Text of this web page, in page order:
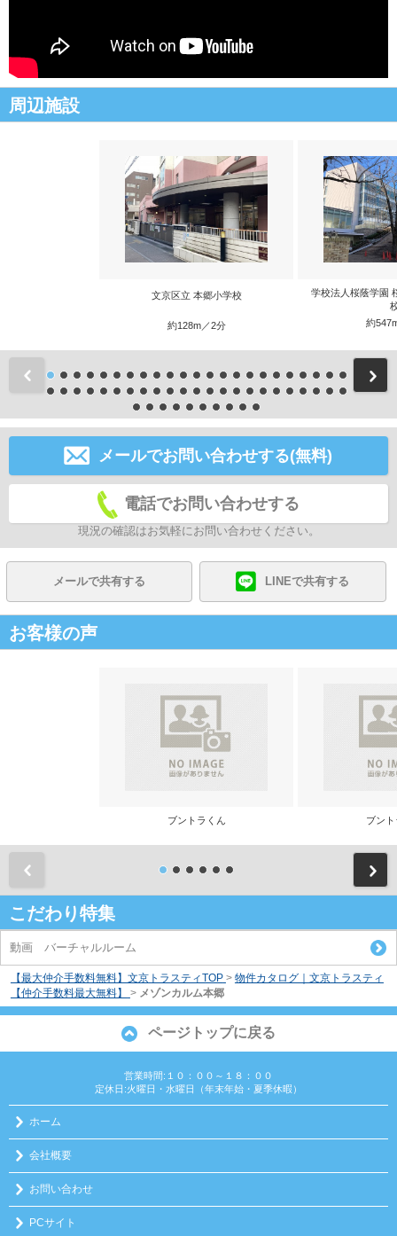
周辺施設
文京区立 本郷小学校
約128m／2分
学校法人桜蔭学園
約
前
メールでお問い合わせする(無料)
電話でお問い合わせする
現況の確認はお気軽にお問い合わせください。
メールで共有する LINEで共有する
お客様の声
ブントラくん ブン
こだわり特集
動画 バーチャルルーム
【最大仲介手数料無料】文京トラスティTOP > 物件カタログ｜文京トラスティ
【仲介手数料最大無料】
> メゾンカルム本郷
ページトップに戻る
営業時間:１０：００～１８：００
定休日:火曜日・水曜日（年末年始・夏季休暇）
ホーム
会社概要
お問い合わせ
PCサイト